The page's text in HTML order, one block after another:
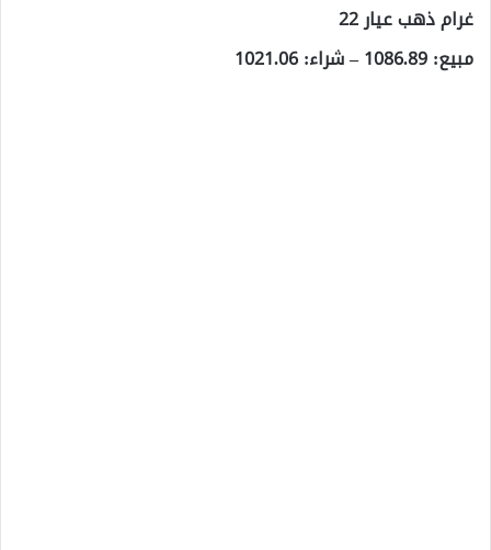
غرام ذهب عيار 22
مبيع: 1086.89 – شراء: 1021.06